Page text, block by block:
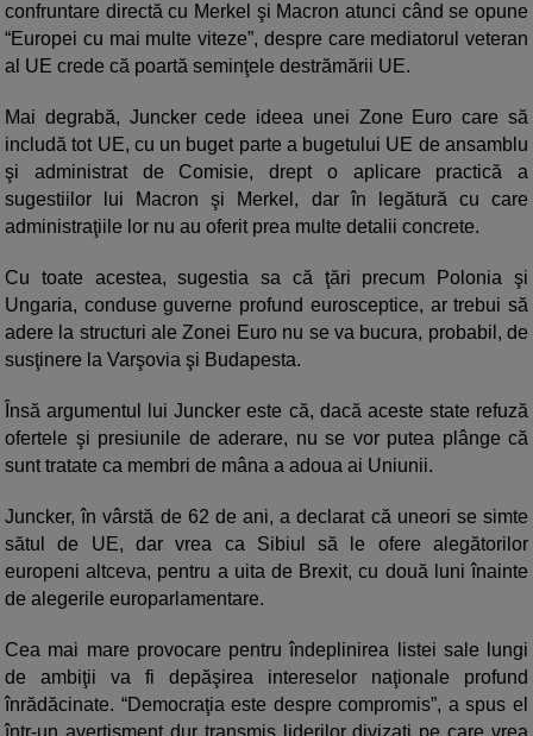
confruntare directă cu Merkel şi Macron atunci când se opune
“Europei cu mai multe viteze”, despre care mediatorul veteran
al UE crede că poartă seminţele destrămării UE.
Mai degrabă, Juncker cede ideea unei Zone Euro care să
includă tot UE, cu un buget parte a bugetului UE de ansamblu
şi administrat de Comisie, drept o aplicare practică a
sugestiilor lui Macron şi Merkel, dar în legătură cu care
administraţiile lor nu au oferit prea multe detalii concrete.
Cu toate acestea, sugestia sa că ţări precum Polonia şi
Ungaria, conduse guverne profund eurosceptice, ar trebui să
adere la structuri ale Zonei Euro nu se va bucura, probabil, de
susţinere la Varşovia şi Budapesta.
Însă argumentul lui Juncker este că, dacă aceste state refuză
ofertele şi presiunile de aderare, nu se vor putea plânge că
sunt tratate ca membri de mâna a adoua ai Uniunii.
Juncker, în vârstă de 62 de ani, a declarat că uneori se simte
sătul de UE, dar vrea ca Sibiul să le ofere alegătorilor
europeni altceva, pentru a uita de Brexit, cu două luni înainte
de alegerile europarlamentare.
Cea mai mare provocare pentru îndeplinirea listei sale lungi
de ambiţii va fi depăşirea intereselor naţionale profund
înrădăcinate. “Democraţia este despre compromis”, a spus el